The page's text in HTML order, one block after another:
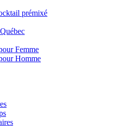
prémixé
Femme
Homme